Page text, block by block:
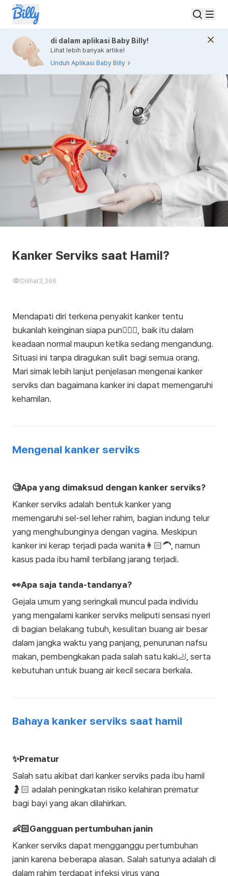
di dalam aplikasi Baby Billy!
Lihat lebih banyak artikel
Unduh Aplikasi Baby Billy
Kanker Serviks saat Hamil?
Dilihat3,366
Mendapati diri terkena penyakit kanker tentu
bukanlah keinginan siapa pun🙅🏻‍♀️, baik itu dalam
keadaan normal maupun ketika sedang mengandung.
Situasi ini tanpa diragukan sulit bagi semua orang.
Mari simak lebih lanjut penjelasan mengenai kanker
serviks dan bagaimana kanker ini dapat memengaruhi
kehamilan.
Mengenal kanker serviks
🧐Apa yang dimaksud dengan kanker serviks?
Kanker serviks adalah bentuk kanker yang
memengaruhi sel-sel leher rahim, bagian indung telur
yang menghubunginya dengan vagina. Meskipun
kanker ini kerap terjadi pada wanita👩🏻‍🦱, namun
kasus pada ibu hamil terbilang jarang terjadi.
👀Apa saja tanda-tandanya?
Gejala umum yang seringkali muncul pada individu
yang mengalami kanker serviks meliputi sensasi nyeri
di bagian belakang tubuh, kesulitan buang air besar
dalam jangka waktu yang panjang, penurunan nafsu
makan, pembengkakan pada salah satu kaki🦶, serta
kebutuhan untuk buang air kecil secara berkala.
Bahaya kanker serviks saat hamil
✨Prematur
Salah satu akibat dari kanker serviks pada ibu hamil
🤰🏻 adalah peningkatan risiko kelahiran prematur
bagi bayi yang akan dilahirkan.
👶🏻Gangguan pertumbuhan janin
Kanker serviks dapat mengganggu pertumbuhan
janin karena beberapa alasan. Salah satunya adalah di
dalam rahim terdapat infeksi virus yang